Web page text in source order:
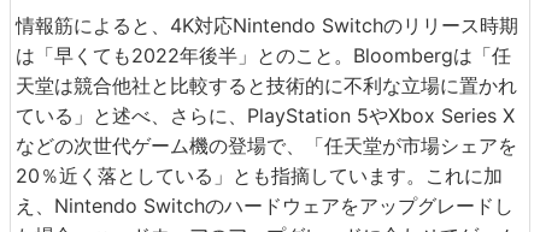
情報筋によると、4K対応Nintendo Switchのリリース時期
は「早くても2022年後半」とのこと。Bloombergは「任
天堂は競合他社と比較すると技術的に不利な立場に置かれ
ている」と述べ、さらに、PlayStation 5やXbox Series X
などの次世代ゲーム機の登場で、「任天堂が市場シェアを
20％近く落としている」とも指摘しています。これに加
え、Nintendo Switchのハードウェアをアップグレードし